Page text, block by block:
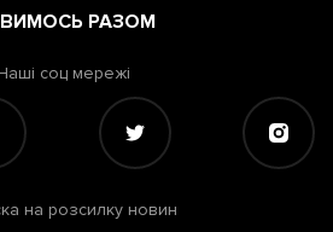
РАЗОМ
соц мережі
на розсилку новин